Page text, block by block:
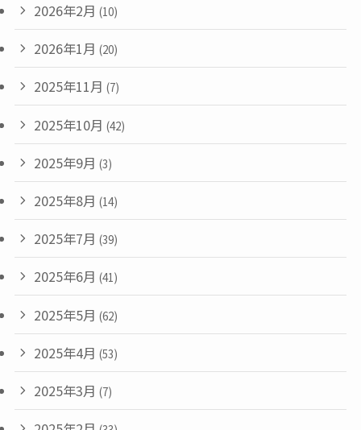
2026年2月 (10)
2026年1月 (20)
2025年11月 (7)
2025年10月 (42)
2025年9月 (3)
2025年8月 (14)
2025年7月 (39)
2025年6月 (41)
2025年5月 (62)
2025年4月 (53)
2025年3月 (7)